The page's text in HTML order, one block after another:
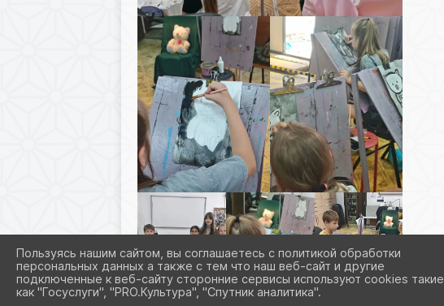
Пользуясь нашим сайтом, вы соглашаетесь с политикой обработки
персональных данных а также с тем что наш веб-сайт и другие
подключенные к веб-сайту сторонние сервисы используют cookies такие
как "Госуслуги", "PRO.Культура", "Спутник аналитика".